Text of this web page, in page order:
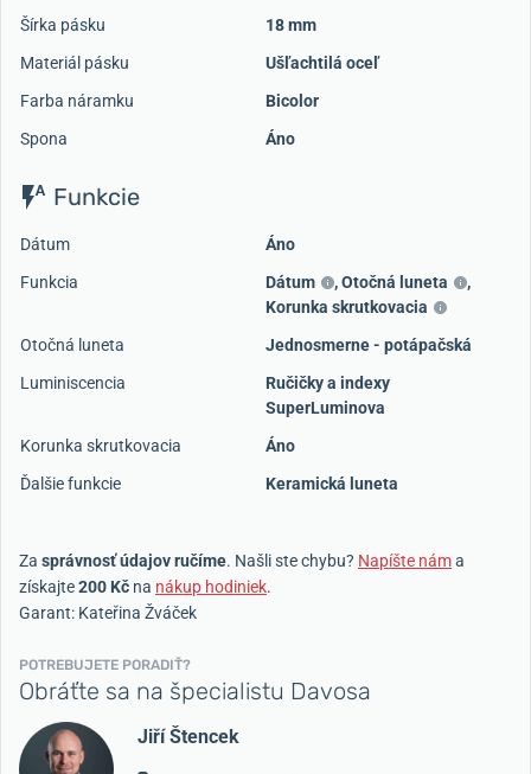
Šírka pásku
18 mm
Materiál pásku
Ušľachtilá oceľ
Farba náramku
Bicolor
Spona
Áno
Funkcie
Dátum
Áno
Funkcia
Dátum ,Otočná luneta
,
Korunka skrutkovacia
Otočná luneta
Jednosmerne - potápačská
Luminiscencia
Ručičky a indexy
SuperLuminova
Korunka skrutkovacia
Áno
Ďalšie funkcie
Keramická luneta
Za správnosť údajov ručíme. Našli ste chybu? Napíšte náma
získajte200 Kč na nákup hodiniek.
Garant: Kateřina Žváček
POTREBUJETE PORADIŤ?
Obráťte sa na špecialistu Davosa
Jiří Štencek